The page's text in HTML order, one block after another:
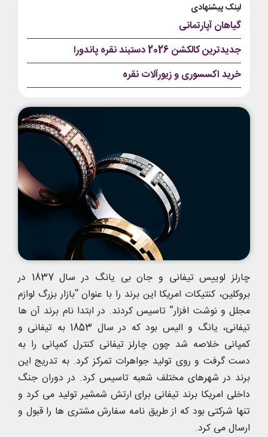
لینک پیشنهادی
گیاهان آپارتمانی
جدیدترین کالکشن 2026 دستبند نقره پاندورا
خرید اکسسوری و زیورآلات نقره
چارلز لوییس تیفانی و جان بی یانگ در سال 1837 در
بروکلین، کنتیکات امریکا این برند را با عنوان “بازار بزرگ لوازم
مجلل و نوشت افزار” تاسیس کردند. در ابتدا نام برند آن ها
تیفانی، یانگ و الیس بود که در سال 1853 به تیفانی و
کمپانی خلاصه شد چون چارلز تیفانی کنترل کمپانی را به
دست گرفت و روی تولید جواهرات تمرکز کرد. به تدریج این
برند در شهرهای مختلف شعبه تاسیس کرد. در دوران جنگ
داخلی امریکا برند تیفانی برای ارتش شمشیر تولید می کرد و
تنها شرکتی بود که از طریق نامه سفارش مشتری ها را قبول و
ارسال می کرد.